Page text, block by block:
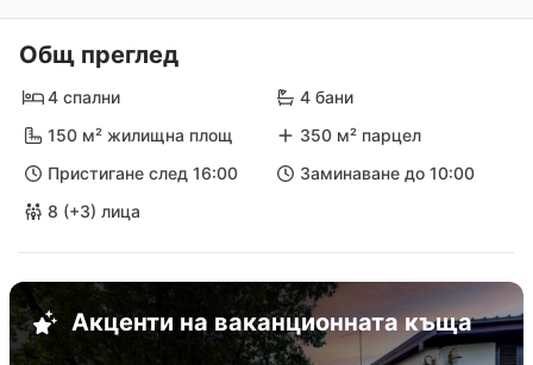
Общ преглед
4 спални
4 бани
150 м² жилищна площ
350 м² парцел
Пристигане след 16:00
Заминаване до 10:00
8 (+3) лица
Акценти на ваканционната къща